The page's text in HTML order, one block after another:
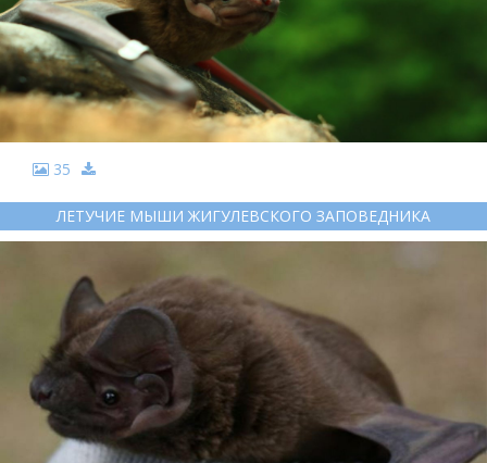
35
ЛЕТУЧИЕ МЫШИ ЖИГУЛЕВСКОГО ЗАПОВЕДНИКА